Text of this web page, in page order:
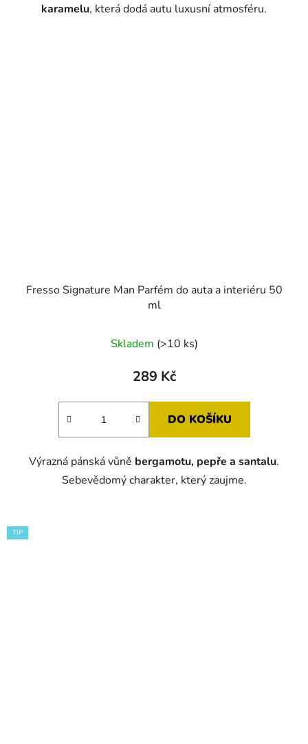
karamelu, která dodá autu luxusní atmosféru.
Fresso Signature Man Parfém do auta a interiéru 50
ml
Skladem (>10 ks)
289 Kč
DO KOŠÍKU
Výrazná pánská vůně bergamotu, pepře a santalu.
Sebevědomý charakter, který zaujme.
TIP